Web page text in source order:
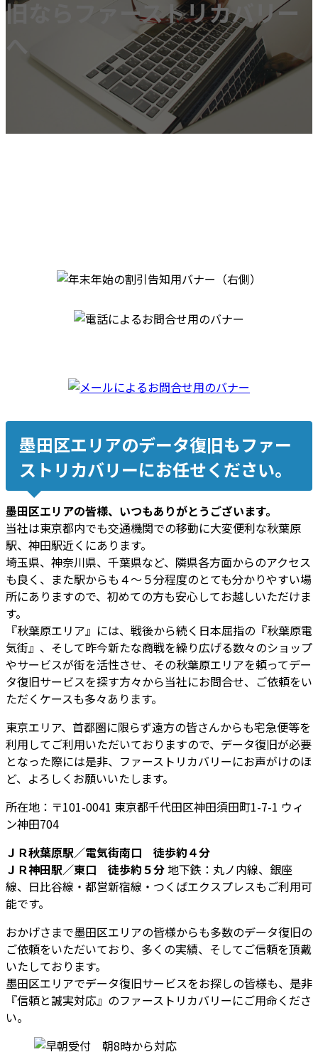
旧ならファーストリカバリー
墨田区エリアのデータ復旧もファー
ストリカバリーにお任せください。
墨田区エリアの皆様、いつもありがとうございます。
当社は東京都内でも交通機関での移動に大変便利な秋葉原
駅、神田駅近くにあります。
埼玉県、神奈川県、千葉県など、隣県各方面からのアクセス
も良く、また駅からも４～５分程度のとても分かりやすい場
所にありますので、初めての方も安心してお越しいただけま
す。
『秋葉原エリア』には、戦後から続く日本屈指の『秋葉原電
気街』、そして昨今新たな商戦を繰り広げる数々のショップ
やサービスが街を活性させ、その秋葉原エリアを頼ってデー
タ復旧サービスを探す方々から当社にお問合せ、ご依頼をい
ただくケースも多々あります。
東京エリア、首都圏に限らず遠方の皆さんからも宅急便等を
利用してご利用いただいておりますので、データ復旧が必要
となった際には是非、ファーストリカバリーにお声がけのほ
ど、よろしくお願いいたします。
所在地：〒101-0041 東京都千代田区神田須田町1-7-1 ウィ
ン神田704
ＪＲ秋葉原駅／電気街南口 徒歩約４分
ＪＲ神田駅／東口 徒歩約５分地下鉄：丸ノ内線、銀座
線、日比谷線・都営新宿線・つくばエクスプレスもご利用可
能です。
おかげさまで墨田区エリアの皆様からも多数のデータ復旧の
ご依頼をいただいており、多くの実績、そしてご信頼を頂戴
いたしております。
墨田区エリアでデータ復旧サービスをお探しの皆様も、是非
『信頼と誠実対応』のファーストリカバリーにご用命くださ
い。